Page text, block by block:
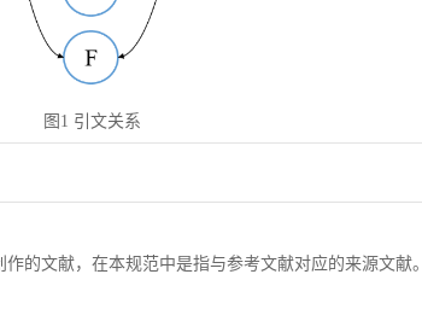
图1 引文关系
的文献，在本规范中是指与参考文献对应的来源文献。